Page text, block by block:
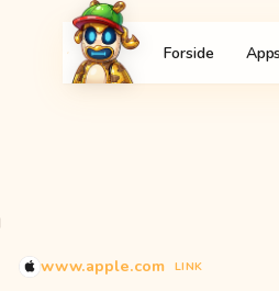
Forside Apps
www.apple.com LINK